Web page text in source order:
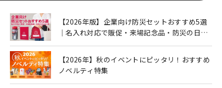
【2026年版】企業向け防災セットおすすめ5選
｜名入れ対応で販促・来場記念品・防災の日に
【2026年】秋のイベントにピッタリ！おすすめ
ノベルティ特集